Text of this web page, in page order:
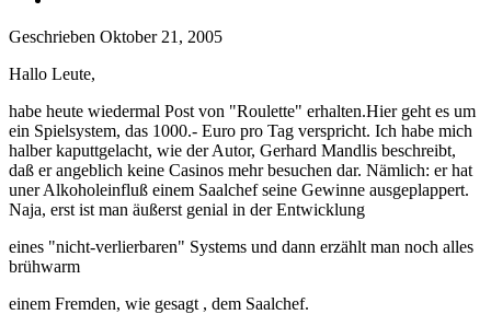
Geschrieben Oktober 21, 2005
Hallo Leute,
habe heute wiedermal Post von "Roulette" erhalten.Hier geht es um
ein Spielsystem, das 1000.- Euro pro Tag verspricht. Ich habe mich
halber kaputtgelacht, wie der Autor, Gerhard Mandlis beschreibt,
daß er angeblich keine Casinos mehr besuchen dar. Nämlich: er hat
uner Alkoholeinfluß einem Saalchef seine Gewinne ausgeplappert.
Naja, erst ist man äußerst genial in der Entwicklung
eines "nicht-verlierbaren" Systems und dann erzählt man noch alles
brühwarm
einem Fremden, wie gesagt , dem Saalchef.